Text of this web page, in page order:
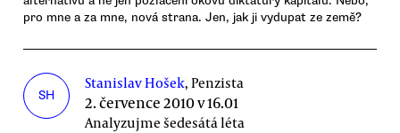
pro mne a za mne, nová strana. Jen, jak ji vydupat ze země?
SH
Stanislav Hošek, Penzista
2. července 2010 v 16.01
Analyzujme šedesátá léta